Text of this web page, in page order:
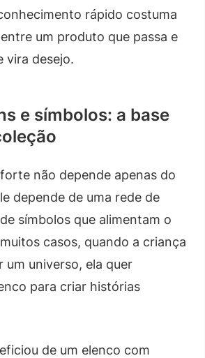
rápido costuma
um produto que passa e
vira desejo.
e símbolos: a base
não depende apenas do
depende de uma rede de
símbolos que alimentam o
casos, quando a criança
um universo, ela quer
para criar histórias
de um elenco com